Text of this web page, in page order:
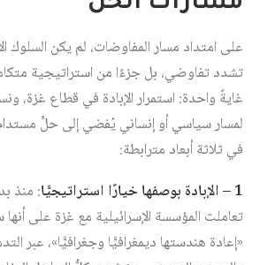
على امتداد مسار المفاوضات، لم يكن السلوك
تشدد تفاوضي، بل جزءًا من استراتيجية
غايةً واحدة: استمرار الإبادة في قطاع غزة،
لمسار سياسي أو إنساني يُفضي إلى حلٍّ
في ثلاثة أبعاد مترابطة:
1 – الإبادة بوصفها خيارًا استراتيجيًّا
: منذ
تعاملت المؤسسة الإسرائيلية مع غزة على
«إعادة هندستها ديمغرافيًّا وجغرافيًّا»، عبر